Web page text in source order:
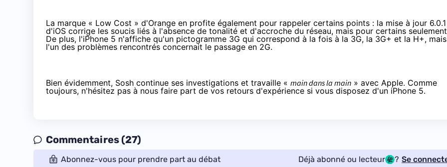
La marque « Low Cost » d'Orange en profite également pour rappeler certains points : la mise à jour 6.0.1
d'iOS corrige les soucis liés à l'absence de tonalité et d'accroche du réseau, mais pour certains
De plus, l'iPhone 5 n'affiche qu'un pictogramme 3G qui correspond à la fois à la 3G, la 3G+ et la H+, mais
l'un des problèmes rencontrés concernait le passage en 2G.
Bien évidemment, Sosh continue ses investigations et travaille « main dans la main » avec Apple. Comme
toujours, n'hésitez pas à nous faire part de vos retours d'expérience si vous disposez d'un iPhone 5.
Commentaires (27)
Abonnez-vous pour prendre part au débat Déjà abonné ou lecteur ? Se